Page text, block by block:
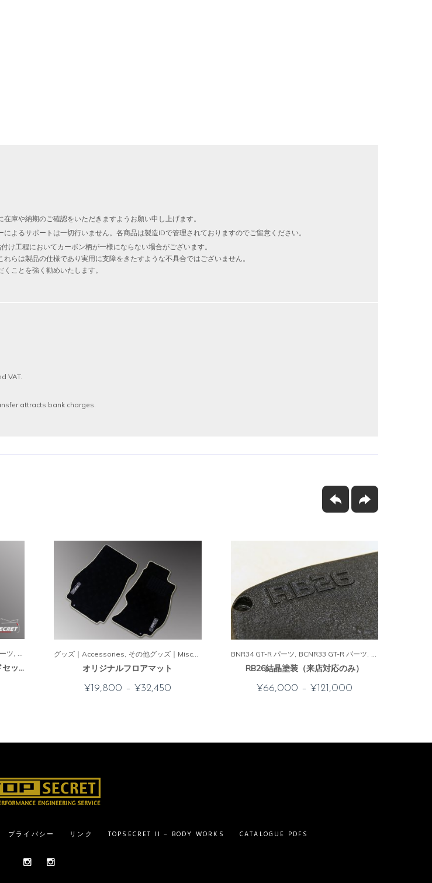
庫や納期のご確認をいただきますようお願い申し上げます。
よるサポートは一切行いません。各商品は製造IDで管理されておりますのでご留意ください。
工程においてカーボン柄が一様にならない場合がございます。
らは製品の仕様であり実用に支障をきたすような不具合ではございません。
ことを強く勧めいたします。
VAT.
attracts bank charges.
ツ BNR32 GT-R パーツ JZA80 スープラ パーツ ホンダ S2000 パーツ
ボーテックジェネレーター サイドセット
グッズ｜Accessories その他グッズ｜Miscs. BNR34 GT-R パーツ BCNR33 GT-R パーツ BNR32 GT-R パーツ
オリジナルフロアマット
¥19,800 – ¥32,450
BNR34 GT-R パーツ BCNR33 GT-R パーツ
RB26結晶塗装（来店対応のみ）
¥66,000 – ¥121,000
プライバシー リンク TOPSECRET II – BODY WORKS CATALOGUE PDFS